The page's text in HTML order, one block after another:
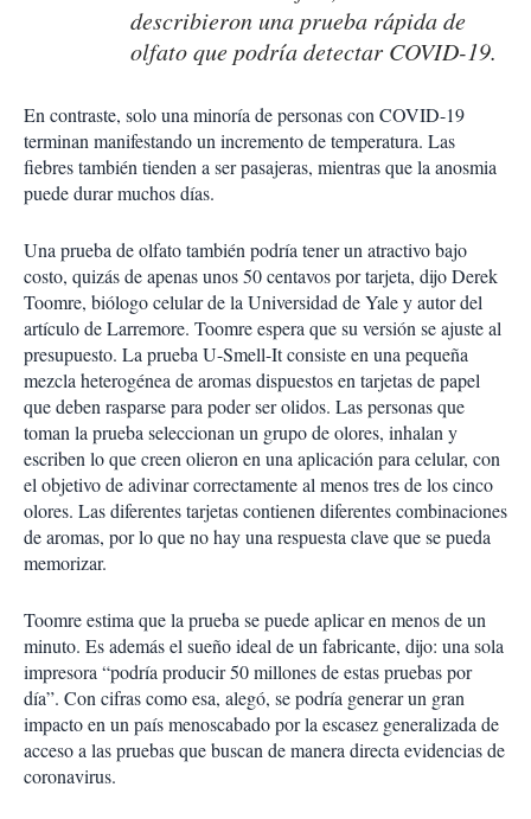
describieron una prueba rápida de
olfato que podría detectar COVID-19.
En contraste, solo una minoría de personas con COVID-19
terminan manifestando un incremento de temperatura. Las
fiebres también tienden a ser pasajeras, mientras que la anosmia
puede durar muchos días.
Una prueba de olfato también podría tener un atractivo bajo
costo, quizás de apenas unos 50 centavos por tarjeta, dijo Derek
Toomre, biólogo celular de la Universidad de Yale y autor del
artículo de Larremore. Toomre espera que su versión se ajuste al
presupuesto. La prueba U-Smell-It consiste en una pequeña
mezcla heterogénea de aromas dispuestos en tarjetas de papel
que deben rasparse para poder ser olidos. Las personas que
toman la prueba seleccionan un grupo de olores, inhalan y
escriben lo que creen olieron en una aplicación para celular, con
el objetivo de adivinar correctamente al menos tres de los cinco
olores. Las diferentes tarjetas contienen diferentes combinaciones
de aromas, por lo que no hay una respuesta clave que se pueda
memorizar.
Toomre estima que la prueba se puede aplicar en menos de un
minuto. Es además el sueño ideal de un fabricante, dijo: una sola
impresora “podría producir 50 millones de estas pruebas por
día”. Con cifras como esa, alegó, se podría generar un gran
impacto en un país menoscabado por la escasez generalizada de
acceso a las pruebas que buscan de manera directa evidencias de
coronavirus.